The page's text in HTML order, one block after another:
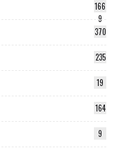
166
9
370
235
19
164
9